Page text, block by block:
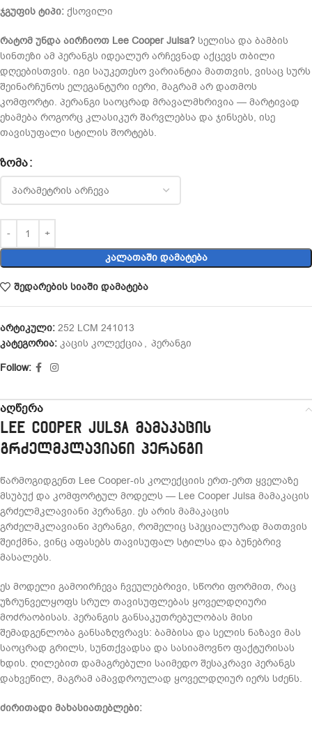
ჯგუფის ტიპი: ქსოვილი
რატომ უნდა აირჩიოთ Lee Cooper Julsa? სელისა და ბამბის
სინთეზი ამ პერანგს იდეალურ არჩევნად აქცევს თბილი
დღეებისთვის. იგი საუკეთესო ვარიანტია მათთვის, ვისაც სურს
შეინარჩუნოს ელეგანტური იერი, მაგრამ არ დათმოს
კომფორტი. პერანგი საოცრად მრავალმხრივია — მარტივად
ეხამება როგორც კლასიკურ შარვლებსა და ჯინსებს, ისე
თავისუფალი სტილის შორტებს.
ᲖᲝᲛᲐ
ᲙᲐᲚᲐᲗᲐᲨᲘ ᲓᲐᲛᲐᲢᲔᲑᲐ
შედარების სიაში დამატება
არტიკული: 252 LCM 241013
კატეგორია: კაცის კოლექცია , პერანგი
Follow:
აღწერა
Lee Cooper Julsa მამაკაცის
გრძელმკლავიანი პერანგი
წარმოგიდგენთ Lee Cooper-ის კოლექციის ერთ-ერთ ყველაზე
მსუბუქ და კომფორტულ მოდელს — Lee Cooper Julsa მამაკაცის
გრძელმკლავიანი პერანგი. ეს არის მამაკაცის
გრძელმკლავიანი პერანგი, რომელიც სპეციალურად მათთვის
შეიქმნა, ვინც აფასებს თავისუფალ სტილსა და ბუნებრივ
მასალებს.
ეს მოდელი გამოირჩევა ჩვეულებრივი, სწორი ფორმით, რაც
უზრუნველყოფს სრულ თავისუფლებას ყოველდღიური
მოძრაობისას. პერანგის განსაკუთრებულობას მისი
შემადგენლობა განსაზღვრავს: ბამბისა და სელის ნაზავი მას
საოცრად გრილს, სუნთქვადსა და სასიამოვნო ფაქტურისას
ხდის. ღილებით დამაგრებული საიმედო შესაკრავი პერანგს
დახვეწილ, მაგრამ ამავდროულად ყოველდღიურ იერს სძენს.
ძირითადი მახასიათებლები: